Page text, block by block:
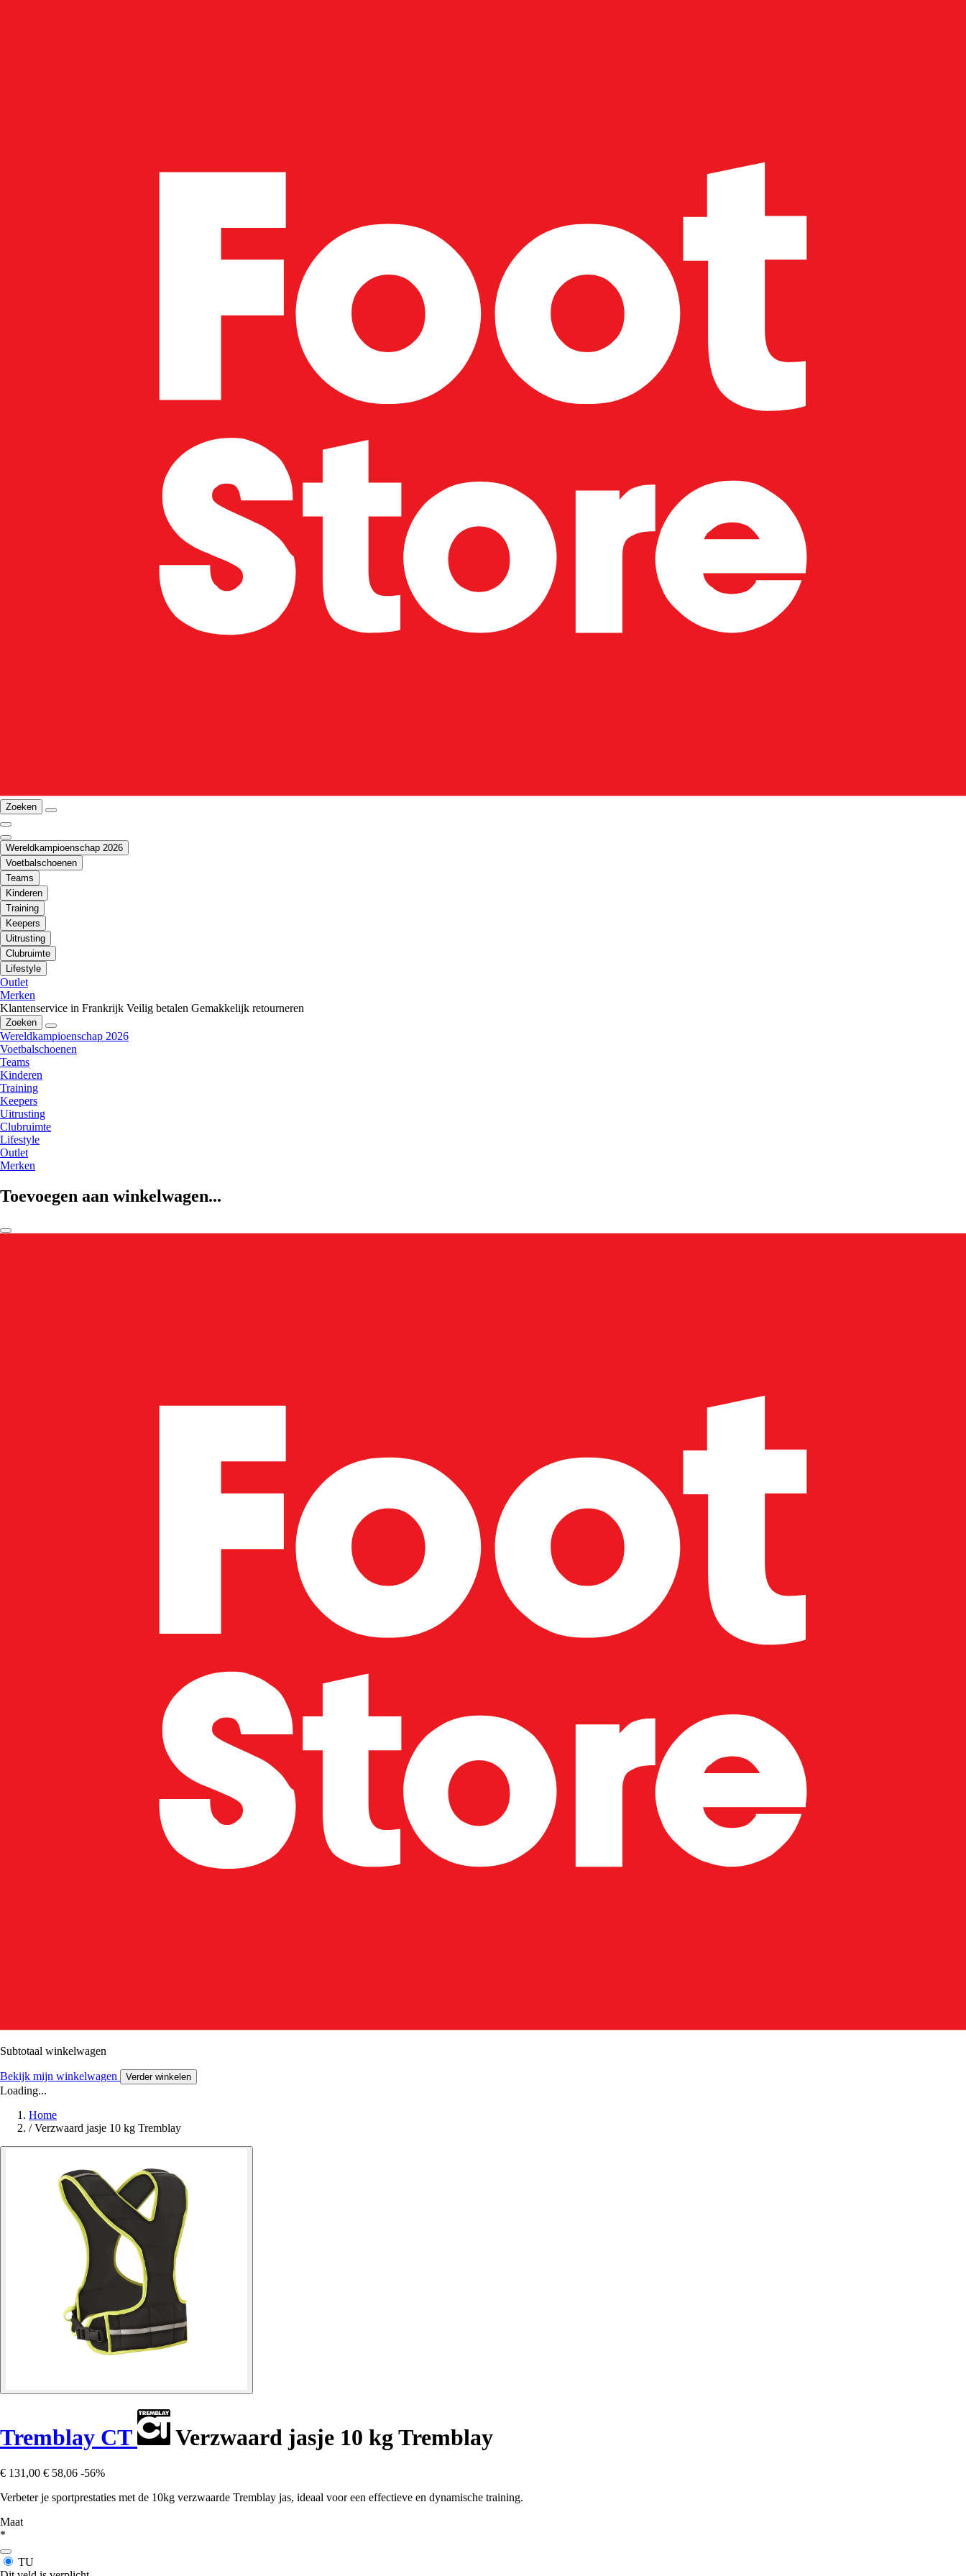
Zoeken
Wereldkampioenschap 2026
Voetbalschoenen
Teams
Kinderen
Training
Keepers
Uitrusting
Clubruimte
Lifestyle
Outlet
Merken
Klantenservice in Frankrijk Veilig betalen Gemakkelijk retourneren
Zoeken
Wereldkampioenschap 2026
Voetbalschoenen
Teams
Kinderen
Training
Keepers
Uitrusting
Clubruimte
Lifestyle
Outlet
Merken
Toevoegen aan winkelwagen...
Subtotaal winkelwagen
Bekijk mijn winkelwagen Verder winkelen
Loading...
Home
/ Verzwaard jasje 10 kg Tremblay
Tremblay CT Verzwaard jasje 10 kg Tremblay
€ 131,00 € 58,06 -56%
Verbeter je sportprestaties met de 10kg verzwaarde Tremblay jas, ideaal voor een effectieve en dynamische training.
Maat
*
TU